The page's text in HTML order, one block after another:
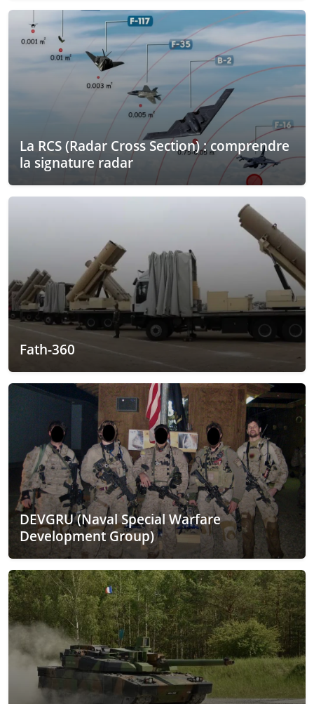
La RCS (Radar Cross Section) : comprendre
la signature radar
Fath-360
DEVGRU (Naval Special Warfare
Development Group)